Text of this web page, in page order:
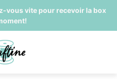
vous vite pour recevoir la box